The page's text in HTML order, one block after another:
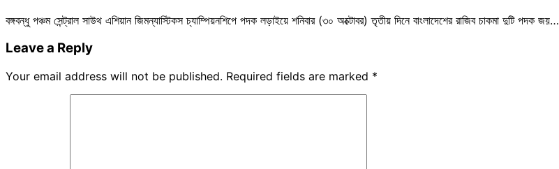
বঙ্গবন্ধু পঞ্চম সেন্ট্রাল সাউথ এশিয়ান জিমন্যাস্টিকস চ্যাম্পিয়নশিপে পদক লড়াইয়ে শনিবার (৩০ অক্টোবর) তৃতীয় দিনে বাংলাদেশের রাজিব চাকমা দুটি পদক জয়…
Leave a Reply
Your email address will not be published. Required fields are marked *